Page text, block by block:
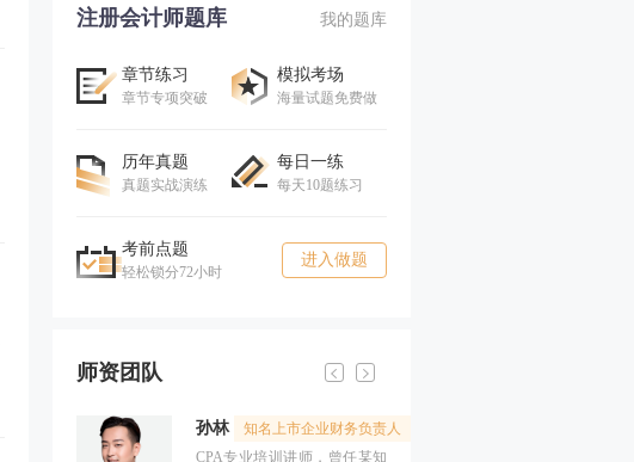
注册会计师题库 我的题库
章节练习
章节专项突破
模拟考场
海量试题免费做
历年真题
真题实战演练
每日一练
每天10题练习
考前点题
轻松锁分72小时
进入做题
师资团队
孙林
知名上市企业财务负责人
CPA专业培训讲师，曾任某知